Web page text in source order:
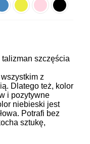
talizman szczęścia
z
Dlatego też, kolor
i pozytywne
niebieski jest
Potrafi bez
sztukę,